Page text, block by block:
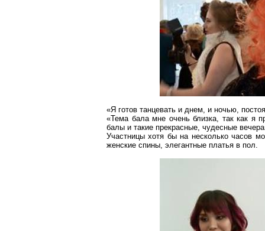
«Я готов танцевать и днем, и ночью,
«Тема бала мне очень близка, так как я
балы и такие прекрасные, чудесные
Участницы хотя бы на несколько часов
женские спины, элегантные платья в пол.